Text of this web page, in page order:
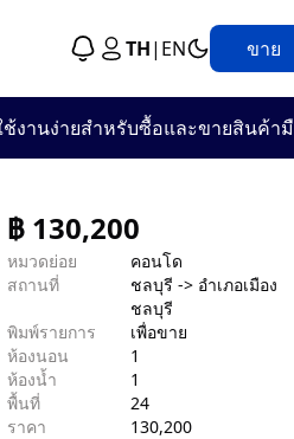
TH| EN ขาย
ง่ายสำหรับซื้อและขายสินค้ามือสอง!
฿ 130,200
หมวดย่อย
คอนโด
สถานที่
ชลบุรี -> อำเภอเมือง
ชลบุรี
พิมพ์รายการ
เพื่อขาย
ห้องนอน
1
ห้องน้ำ
1
พื้นที่
24
ราคา
130,200